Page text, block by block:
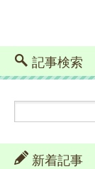
記事検索
新着記事